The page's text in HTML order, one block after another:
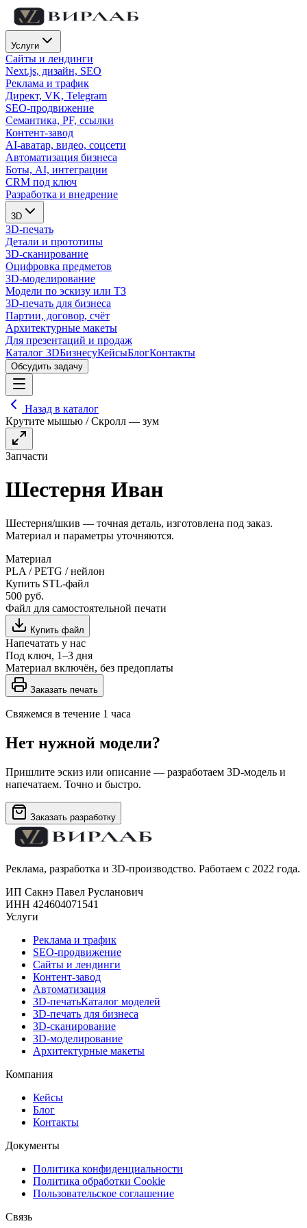
Услуги
Сайты и лендинги
Next.js, дизайн, SEO
Реклама и трафик
Директ, VK, Telegram
SEO-продвижение
Семантика, PF, ссылки
Контент-завод
AI-аватар, видео, соцсети
Автоматизация бизнеса
Боты, AI, интеграции
CRM под ключ
Разработка и внедрение
3D
3D-печать
Детали и прототипы
3D-сканирование
Оцифровка предметов
3D-моделирование
Модели по эскизу или ТЗ
3D-печать для бизнеса
Партии, договор, счёт
Архитектурные макеты
Для презентаций и продаж
Каталог 3DБизнесуКейсыБлогКонтакты
Обсудить задачу
Назад в каталог
Крутите мышью / Скролл — зум
Запчасти
Шестерня Иван
Шестерня/шкив — точная деталь, изготовлена под заказ.
Материал и параметры уточняются.
Материал
PLA / PETG / нейлон
Купить STL-файл
500 руб.
Файл для самостоятельной печати
Купить файл
Напечатать у нас
Под ключ, 1–3 дня
Материал включён, без предоплаты
Заказать печать
Свяжемся в течение 1 часа
Нет нужной модели?
Пришлите эскиз или описание — разработаем 3D-модель и
напечатаем. Точно и быстро.
Заказать разработку
Реклама, разработка и 3D-производство. Работаем с 2022 года.
ИП Сакнэ Павел Русланович
ИНН 424604071541
Услуги
Реклама и трафик
SEO-продвижение
Сайты и лендинги
Контент-завод
Автоматизация
3D-печатьКаталог моделей
3D-печать для бизнеса
3D-сканирование
3D-моделирование
Архитектурные макеты
Компания
Кейсы
Блог
Контакты
Документы
Политика конфиденциальности
Политика обработки Cookie
Пользовательское соглашение
Связь